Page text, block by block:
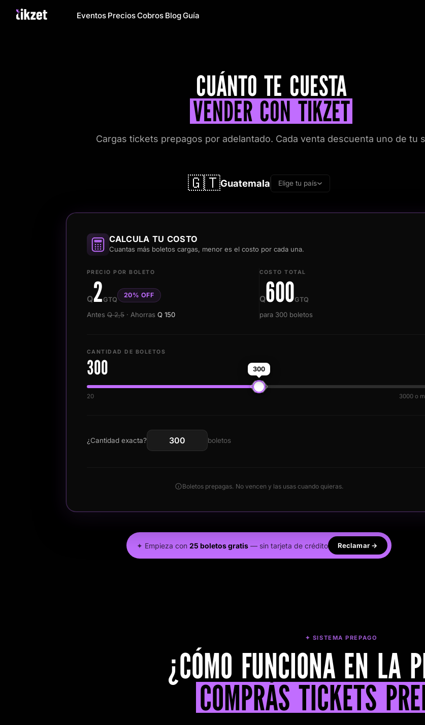
Eventos PreciosCobros BlogGuía
CUÁNTO TE CUESTA
VENDER CON TIKZET
Cargas tickets prepagos por adelantado. Cada venta descuenta uno de tu
🇬🇹Guatemala Elige tu país
CALCULA TU COSTO
Cuantas más boletos cargas, menor es el costo por cada una.
PRECIO POR BOLETO
Q2GTQ
20% OFF
Antes Q 2,5 · Ahorras Q 150
COSTO TOTAL
Q600GTQ
para 300 boletos
CANTIDAD DE BOLETOS
300 300
20 3000 o
¿Cantidad exacta? boletos
Boletosprepagas. No vencen y las usas cuando quieras.
✦ Empieza con 25 boletos gratis— sin tarjeta de crédito Reclamar →
✦ SISTEMA PREPAGO
¿CÓMO FUNCIONA EN LA
COMPRÁS TICKETS